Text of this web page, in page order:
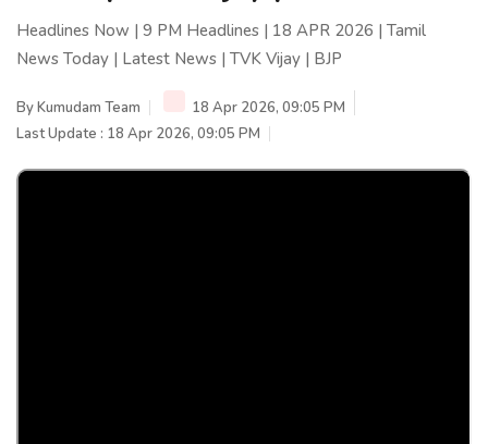
Headlines Now | 9 PM Headlines | 18 APR 2026 | Tamil
News Today | Latest News | TVK Vijay | BJP
ByKumudam Team
18 Apr 2026, 09:05 PM
Last Update : 18 Apr 2026, 09:05 PM